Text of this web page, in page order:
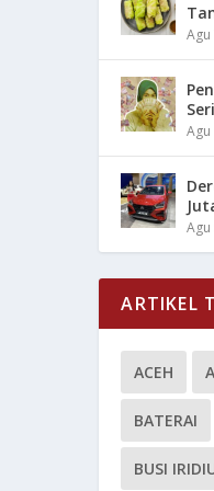
Agu
Agu
Agu
ARTIKEL
ACEH
BATERAI
BUSI